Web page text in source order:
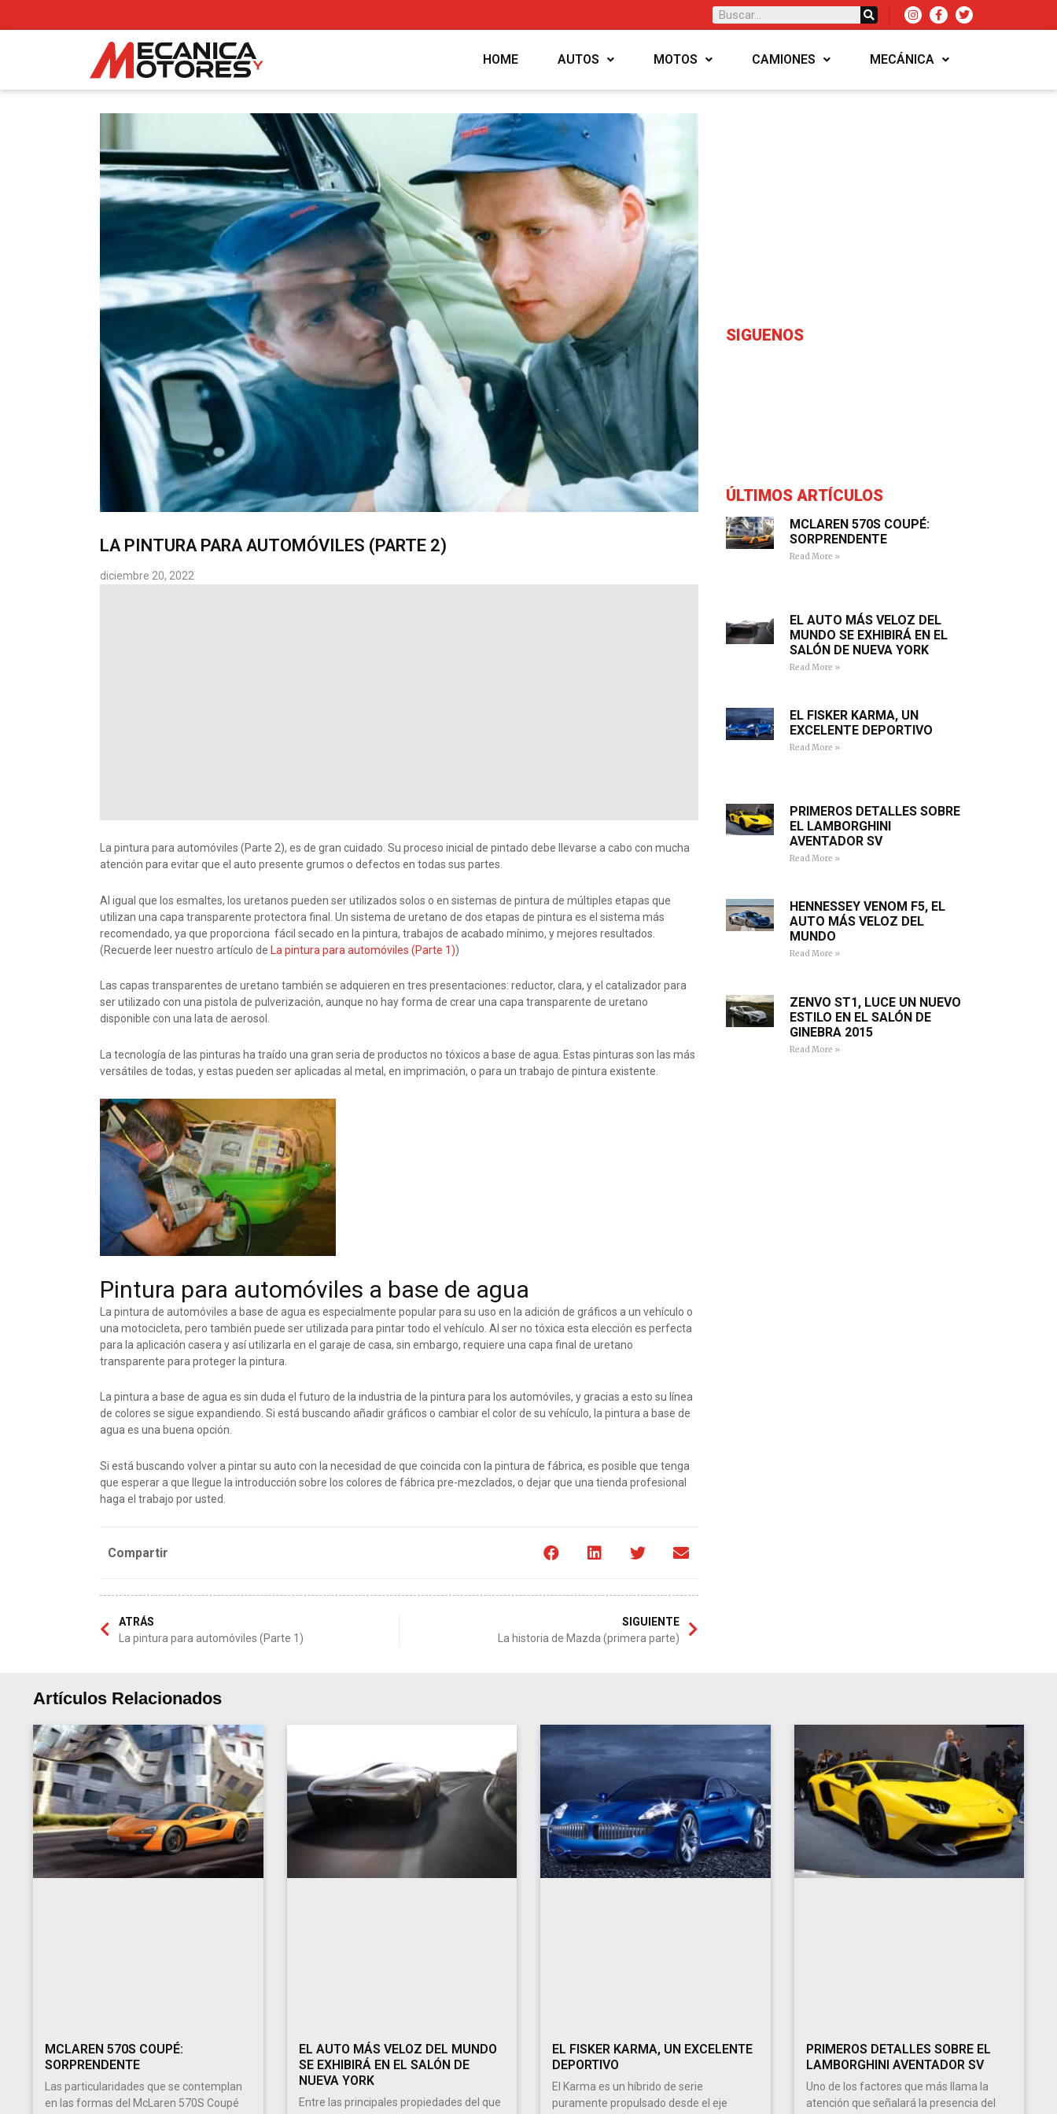
HOME AUTOS MOTOS CAMIONES MECÁNICA
LA PINTURA PARA AUTOMÓVILES (PARTE 2)
diciembre 20, 2022
La pintura para automóviles (Parte 2), es de gran cuidado. Su proceso inicial de pintado debe llevarse a cabo con mucha
atención para evitar que el auto presente grumos o defectos en todas sus partes.
Al igual que los esmaltes, los uretanos pueden ser utilizados solos o en sistemas de pintura de múltiples etapas que
utilizan una capa transparente protectora final. Un sistema de uretano de dos etapas de pintura es el sistema más
recomendado, ya que proporciona fácil secado en la pintura, trabajos de acabado mínimo, y mejores resultados.
(Recuerde leer nuestro artículo de La pintura para automóviles (Parte 1))
Las capas transparentes de uretano también se adquieren en tres presentaciones: reductor, clara, y el catalizador para
ser utilizado con una pistola de pulverización, aunque no hay forma de crear una capa transparente de uretano
disponible con una lata de aerosol.
La tecnología de las pinturas ha traído una gran seria de productos no tóxicos a base de agua. Estas pinturas son las más
versátiles de todas, y estas pueden ser aplicadas al metal, en imprimación, o para un trabajo de pintura existente.
Pintura para automóviles a base de agua
La pintura de automóviles a base de agua es especialmente popular para su uso en la adición de gráficos a un vehículo o
una motocicleta, pero también puede ser utilizada para pintar todo el vehículo. Al ser no tóxica esta elección es perfecta
para la aplicación casera y así utilizarla en el garaje de casa, sin embargo, requiere una capa final de uretano
transparente para proteger la pintura.
La pintura a base de agua es sin duda el futuro de la industria de la pintura para los automóviles, y gracias a esto su línea
de colores se sigue expandiendo. Si está buscando añadir gráficos o cambiar el color de su vehículo, la pintura a base de
agua es una buena opción.
Si está buscando volver a pintar su auto con la necesidad de que coincida con la pintura de fábrica, es posible que tenga
que esperar a que llegue la introducción sobre los colores de fábrica pre-mezclados, o dejar que una tienda profesional
haga el trabajo por usted.
Compartir
ATRÁS
La pintura para automóviles (Parte 1)
SIGUIENTE
La historia de Mazda (primera parte)
SIGUENOS
ÚLTIMOS ARTÍCULOS
MCLAREN 570S COUPÉ:
SORPRENDENTE
Read More »
EL AUTO MÁS VELOZ DEL
MUNDO SE EXHIBIRÁ EN EL
SALÓN DE NUEVA YORK
Read More »
EL FISKER KARMA, UN
EXCELENTE DEPORTIVO
Read More »
PRIMEROS DETALLES SOBRE
EL LAMBORGHINI
AVENTADOR SV
Read More »
HENNESSEY VENOM F5, EL
AUTO MÁS VELOZ DEL
MUNDO
Read More »
ZENVO ST1, LUCE UN NUEVO
ESTILO EN EL SALÓN DE
GINEBRA 2015
Read More »
Artículos Relacionados
MCLAREN 570S COUPÉ:
SORPRENDENTE
Las particularidades que se contemplan
en las formas del McLaren 570S Coupé
EL AUTO MÁS VELOZ DEL MUNDO
SE EXHIBIRÁ EN EL SALÓN DE
NUEVA YORK
Entre las principales propiedades del que
EL FISKER KARMA, UN EXCELENTE
DEPORTIVO
El Karma es un híbrido de serie
puramente propulsado desde el eje
PRIMEROS DETALLES SOBRE EL
LAMBORGHINI AVENTADOR SV
Uno de los factores que más llama la
atención que señalará la presencia del